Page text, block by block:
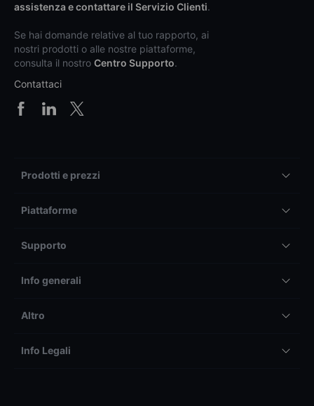
assistenza e contattare il Servizio Clienti.
Se hai domande relative al tuo rapporto, ai
nostri prodotti o alle nostre piattaforme,
consulta il nostro Centro Supporto.
Contattaci
Prodotti e prezzi
Piattaforme
Supporto
Info generali
Altro
Info Legali